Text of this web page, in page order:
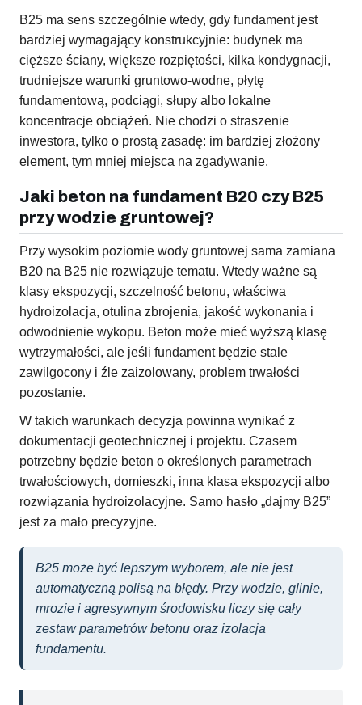
B25 ma sens szczególnie wtedy, gdy fundament jest
bardziej wymagający konstrukcyjnie: budynek ma
cięższe ściany, większe rozpiętości, kilka kondygnacji,
trudniejsze warunki gruntowo-wodne, płytę
fundamentową, podciągi, słupy albo lokalne
koncentracje obciążeń. Nie chodzi o straszenie
inwestora, tylko o prostą zasadę: im bardziej złożony
element, tym mniej miejsca na zgadywanie.
Jaki beton na fundament B20 czy B25
przy wodzie gruntowej?
Przy wysokim poziomie wody gruntowej sama zamiana
B20 na B25 nie rozwiązuje tematu. Wtedy ważne są
klasy ekspozycji, szczelność betonu, właściwa
hydroizolacja, otulina zbrojenia, jakość wykonania i
odwodnienie wykopu. Beton może mieć wyższą klasę
wytrzymałości, ale jeśli fundament będzie stale
zawilgocony i źle zaizolowany, problem trwałości
pozostanie.
W takich warunkach decyzja powinna wynikać z
dokumentacji geotechnicznej i projektu. Czasem
potrzebny będzie beton o określonych parametrach
trwałościowych, domieszki, inna klasa ekspozycji albo
rozwiązania hydroizolacyjne. Samo hasło „dajmy B25”
jest za mało precyzyjne.
B25 może być lepszym wyborem, ale nie jest
automatyczną polisą na błędy. Przy wodzie, glinie,
mrozie i agresywnym środowisku liczy się cały
zestaw parametrów betonu oraz izolacja
fundamentu.